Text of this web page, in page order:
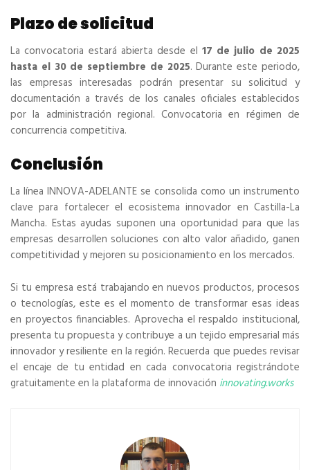
Plazo de solicitud
La convocatoria estará abierta desde el 17 de julio de 2025
hasta el 30 de septiembre de 2025. Durante este periodo,
las empresas interesadas podrán presentar su solicitud y
documentación a través de los canales oficiales establecidos
por la administración regional. Convocatoria en régimen de
concurrencia competitiva.
Conclusión
La línea INNOVA-ADELANTE se consolida como un instrumento
clave para fortalecer el ecosistema innovador en Castilla-La
Mancha. Estas ayudas suponen una oportunidad para que las
empresas desarrollen soluciones con alto valor añadido, ganen
competitividad y mejoren su posicionamiento en los mercados.
Si tu empresa está trabajando en nuevos productos, procesos
o tecnologías, este es el momento de transformar esas ideas
en proyectos financiables. Aprovecha el respaldo institucional,
presenta tu propuesta y contribuye a un tejido empresarial más
innovador y resiliente en la región. Recuerda que puedes revisar
el encaje de tu entidad en cada convocatoria registrándote
gratuitamente en la plataforma de innovación innovating.works